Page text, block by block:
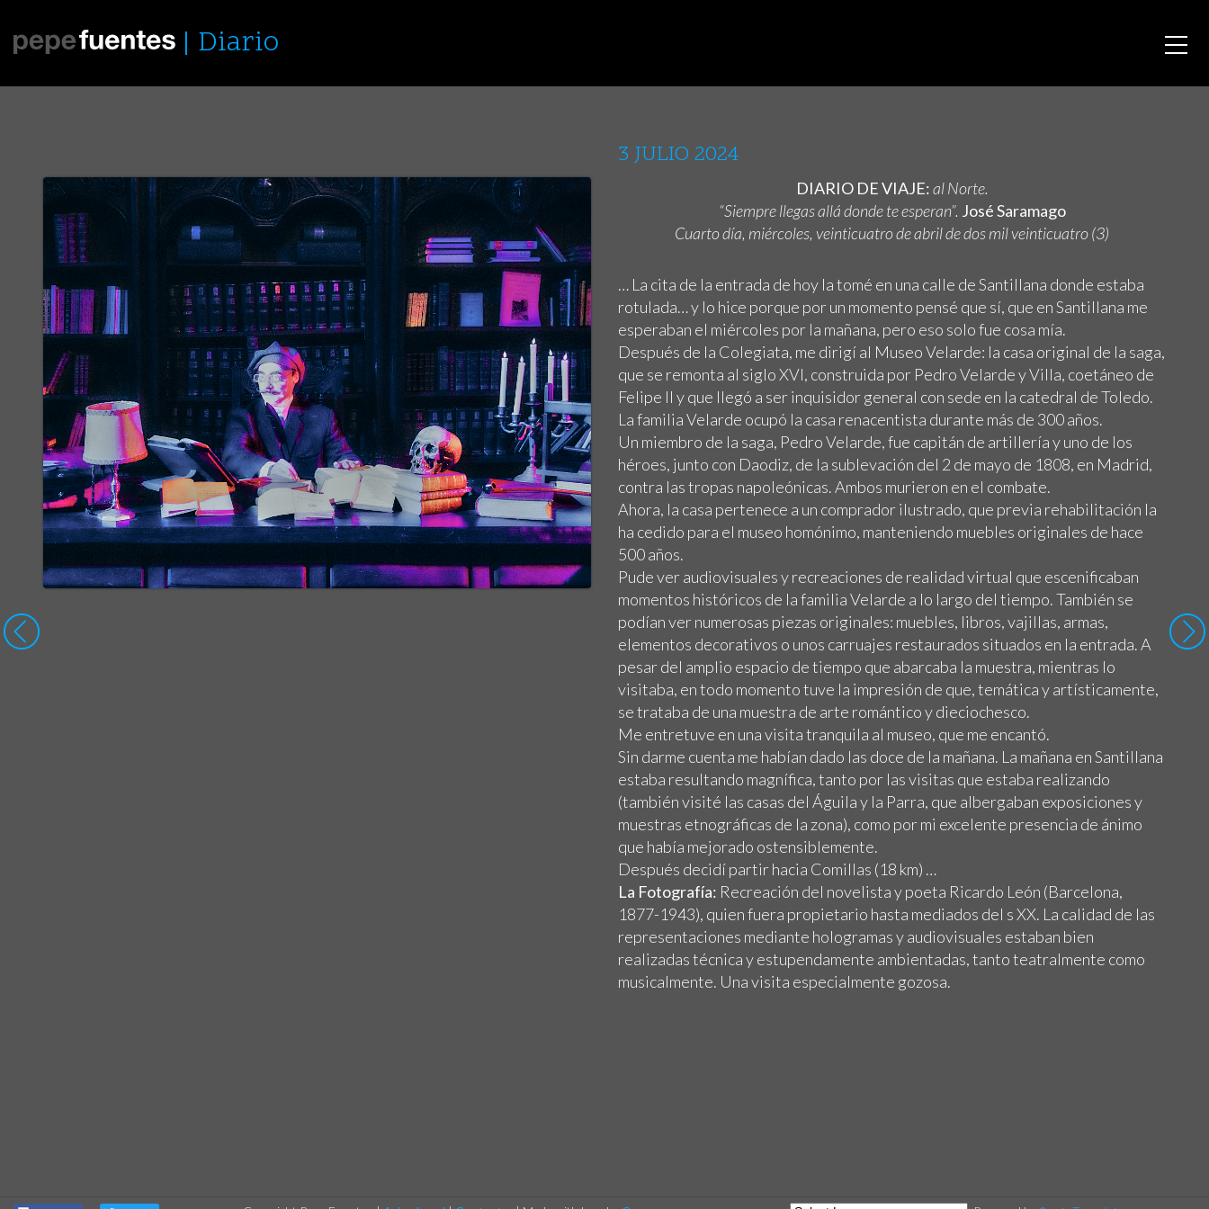
Diario
3 JULIO 2024
DIARIO DE VIAJE:al Norte.
“Siempre llegas allá donde te esperan”. José Saramago
Cuarto día, miércoles, veinticuatro de abril de dos mil veinticuatro (3)
… La cita de la entrada de hoy la tomé en una calle de Santillana donde estaba
rotulada… y lo hice porque por un momento pensé que sí, que en Santillana me
esperaban el miércoles por la mañana, pero eso solo fue cosa mía.
Después de la Colegiata, me dirigí al Museo Velarde: la casa original de la saga,
que se remonta al siglo XVI, construida por Pedro Velarde y Villa, coetáneo de
Felipe II y que llegó a ser inquisidor general con sede en la catedral de Toledo.
La familia Velarde ocupó la casa renacentista durante más de 300 años.
Un miembro de la saga, Pedro Velarde, fue capitán de artillería y uno de los
héroes, junto con Daodiz, de la sublevación del 2 de mayo de 1808, en Madrid,
contra las tropas napoleónicas. Ambos murieron en el combate.
Ahora, la casa pertenece a un comprador ilustrado, que previa rehabilitación la
ha cedido para el museo homónimo, manteniendo muebles originales de hace
500 años.
Pude ver audiovisuales y recreaciones de realidad virtual que escenificaban
momentos históricos de la familia Velarde a lo largo del tiempo. También se
podían ver numerosas piezas originales: muebles, libros, vajillas, armas,
elementos decorativos o unos carruajes restaurados situados en la entrada. A
pesar del amplio espacio de tiempo que abarcaba la muestra, mientras lo
visitaba, en todo momento tuve la impresión de que, temática y artísticamente,
se trataba de una muestra de arte romántico y dieciochesco.
Me entretuve en una visita tranquila al museo, que me encantó.
Sin darme cuenta me habían dado las doce de la mañana. La mañana en Santillana
estaba resultando magnífica, tanto por las visitas que estaba realizando
(también visité las casas del Águila y la Parra, que albergaban exposiciones y
muestras etnográficas de la zona), como por mi excelente presencia de ánimo
que había mejorado ostensiblemente.
Después decidí partir hacia Comillas (18 km) …
La Fotografía: Recreación del novelista y poeta Ricardo León (Barcelona,
1877-1943), quien fuera propietario hasta mediados del s XX. La calidad de las
representaciones mediante hologramas y audiovisuales estaban bien
realizadas técnica y estupendamente ambientadas, tanto teatralmente como
musicalmente. Una visita especialmente gozosa.